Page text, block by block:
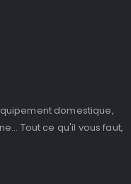
domestique,
Tout ce qu'il vous faut,